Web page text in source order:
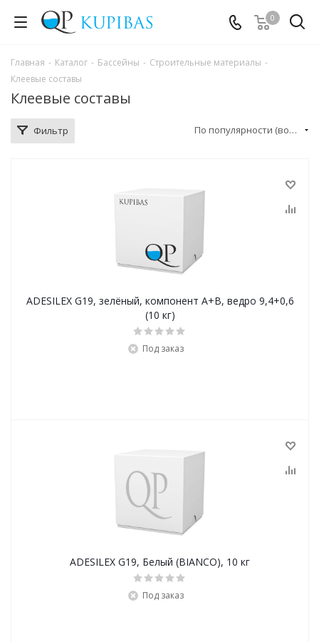
0
Главная - Каталог - Бассейны - Строительные материалы -
Клеевые составы
Клеевые составы
Фильтр По популярности (возрастание)
ADESILEX G19, зелёный, компонент А+В, ведро 9,4+0,6
(10 кг)
Под заказ
ADESILEX G19, Белый (BIANCO), 10 кг
Под заказ